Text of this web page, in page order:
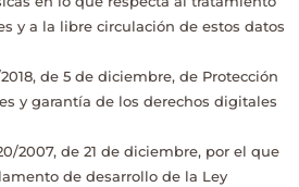
y a la libre circulación de estos datos
de 5 de diciembre, de Protección
y garantía de los derechos digitales
2007, de 21 de diciembre, por el que
de desarrollo de la Ley